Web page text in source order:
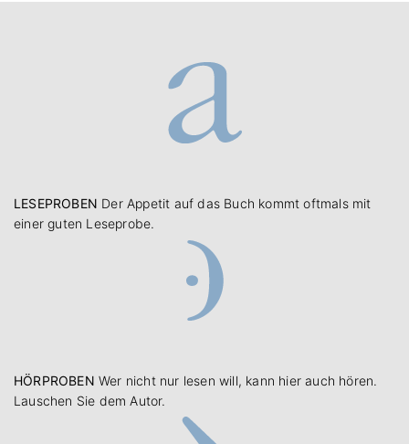
LESEPROBEN Der Appetit auf das Buch kommt oftmals mit
einer guten Leseprobe.
HÖRPROBEN Wer nicht nur lesen will, kann hier auch hören.
Lauschen Sie dem Autor.